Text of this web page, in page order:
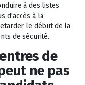
à des listes
d’accès à la
le début de la
de sécurité.
de
ne pas